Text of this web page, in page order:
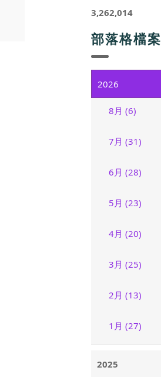
3,262,014
部落格檔案
2026
8月 (6)
7月 (31)
6月 (28)
5月 (23)
4月 (20)
3月 (25)
2月 (13)
1月 (27)
2025